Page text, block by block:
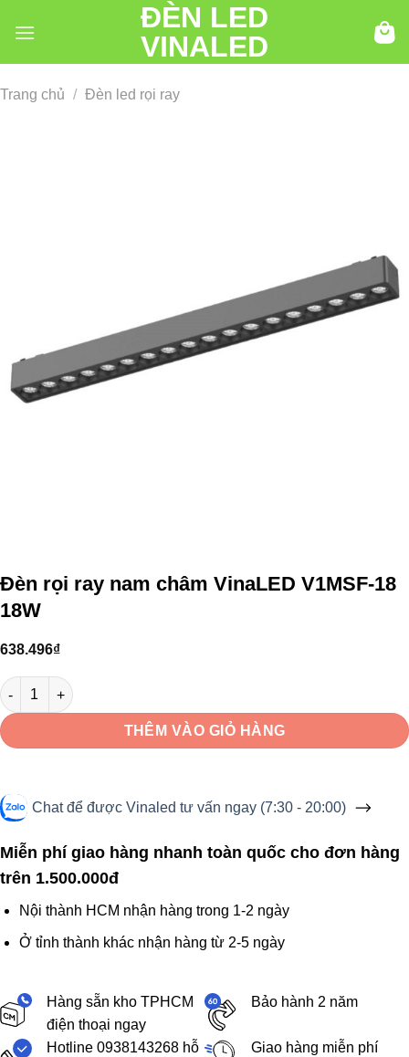
đến
ĐÈN LED
VINALED
Trang chủ / Đèn led rọi ray
Đèn rọi ray nam châm VinaLED V1MSF-18
18W
638.496₫
Đèn rọi ray nam châm VinaLED V1MSF-18 18W số lượng
THÊM VÀO GIỎ HÀNG
Chat để được Vinaled tư vấn ngay (7:30 - 20:00)
Miễn phí giao hàng nhanh toàn quốc cho đơn hàng
trên 1.500.000đ
Nội thành HCM nhận hàng trong 1-2 ngày
Ở tỉnh thành khác nhận hàng từ 2-5 ngày
Hàng sẵn kho TPHCM
điện thoại ngay
Bảo hành 2 năm
Hotline 0938143268 hỗ
Giao hàng miễn phí